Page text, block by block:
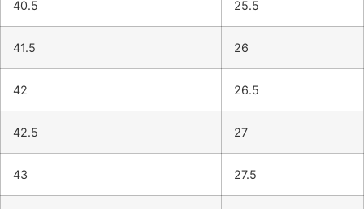
40.5 25.5
41.5 26
42 26.5
42.5 27
43 27.5